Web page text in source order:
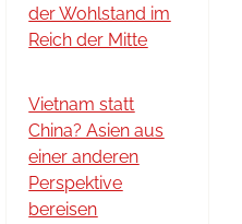
der Wohlstand im
Reich der Mitte
Vietnam statt
China? Asien aus
einer anderen
Perspektive
bereisen